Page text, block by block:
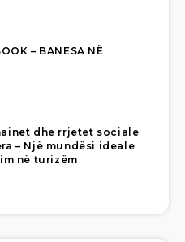
– BANESA NË
dhe rrjetet sociale
– Një mundësi ideale
në turizëm